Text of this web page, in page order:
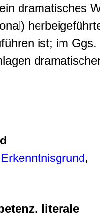
dramatisches
ist; im
Erkenntnisgrund,
literale